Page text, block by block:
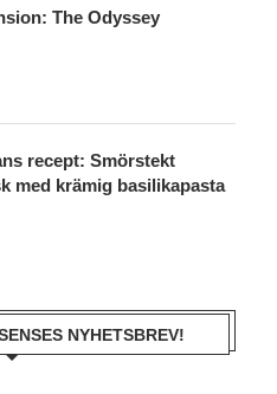
The Odyssey
recept: Smörstekt
med krämig basilikapasta
NYHETSBREV!